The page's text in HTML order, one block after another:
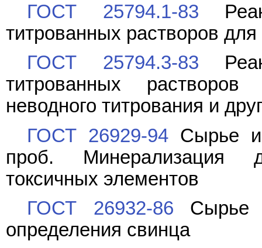
ГОСТ 25794.1-83
титрованных растворов для
ГОСТ 25794.3-83
титрованных
неводного титрования и
ГОСТ 26929-94Сырье и
проб. Минерализация
токсичных элементов
ГОСТ 26932-86 Сырье
определения свинца